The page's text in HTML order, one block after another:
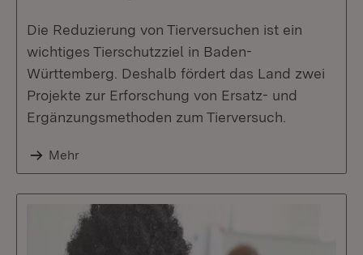
Die Reduzierung von Tierversuchen ist ein
wichtiges Tierschutzziel in Baden-
Württemberg. Deshalb fördert das Land zwei
Projekte zur Erforschung von Ersatz- und
Ergänzungsmethoden zum Tierversuch.
Mehr